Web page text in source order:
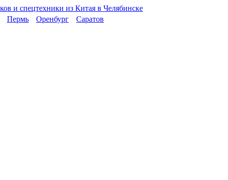
Пермь Оренбург Саратов